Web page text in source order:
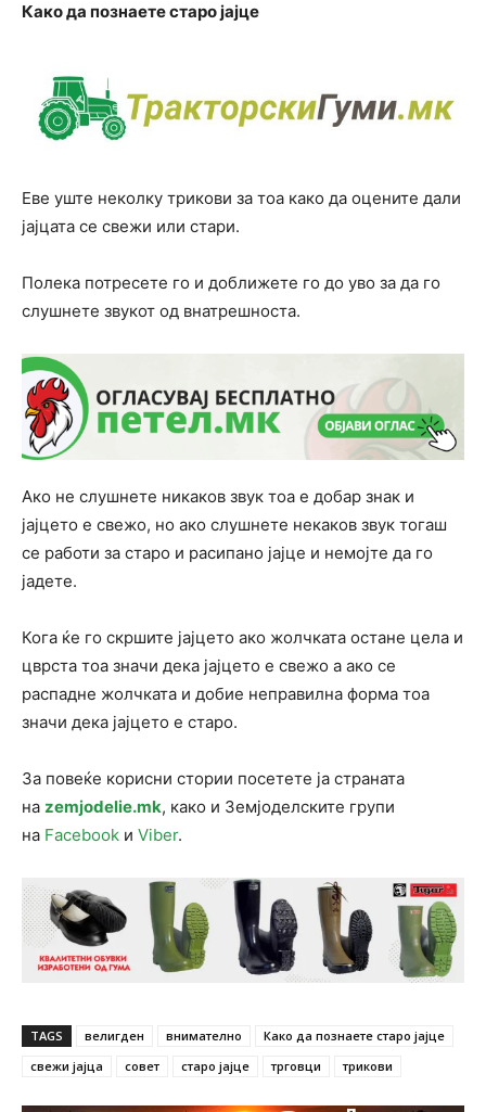
Како да познаете старо јајце
Еве уште неколку трикови за тоа како да оцените дали
јајцата се свежи или стари.
Полека потресете го и доближете го до уво за да го
слушнете звукот од внатрешноста.
Ако не слушнете никаков звук тоа е добар знак и
јајцето е свежо, но ако слушнете некаков звук тогаш
се работи за старо и расипано јајце и немојте да го
јадете.
Кога ќе го скршите јајцето ако жолчката остане цела и
цврста тоа значи дека јајцето е свежо а ако се
распадне жолчката и добие неправилна форма тоа
значи дека јајцето е старо.
За повеќе корисни стории посетете ја страната
на zemjodelie.mk, како и Земјоделските групи
на Facebook и Viber.
TAGS велигден внимателно
Како да познаете старо јајце
свежи јајца
совет старо јајце трговци трикови